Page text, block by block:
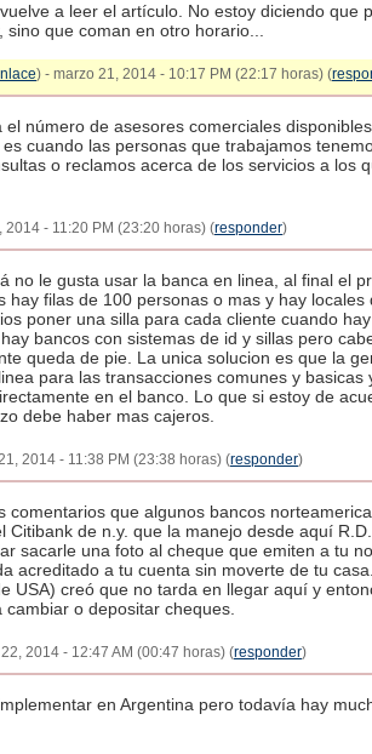
a leer el artículo. No estoy diciendo que
que coman en otro horario...
) - marzo 21, 2014 - 10:17 PM (22:17 horas) (
el número de asesores comerciales
cuando las personas que trabajamos
o reclamos acerca de los servicios a los
2014 - 11:20 PM (23:20 horas) (responder)
no le gusta usar la banca en linea, al final el
hay filas de 100 personas o mas y hay locales
poner una silla para cada cliente cuando
bancos con sistemas de id y sillas pero
queda de pie. La unica solucion es que la
para las transacciones comunes y basicas
en el banco. Lo que si estoy de
debe haber mas cajeros.
2014 - 11:38 PM (23:38 horas) (responder)
comentarios que algunos bancos
Citibank de n.y. que la manejo desde aquí
sacarle una foto al cheque que emiten a tu
acreditado a tu cuenta sin moverte de tu
USA) creó que no tarda en llegar aquí y
o depositar cheques.
2014 - 12:47 AM (00:47 horas) (responder)
en Argentina pero todavía hay